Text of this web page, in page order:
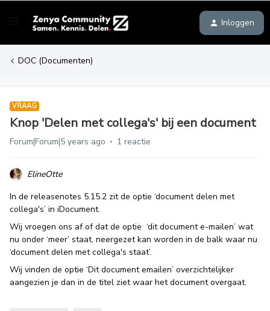
Inloggen
DOC (Documenten)
VRAAG
Knop 'Delen met collega's' bij een document
Forum|Forum|5 years ago 1 reactie
ElineOtte
In de releasenotes 5.15.2 zit de optie ‘document delen met
collega's’ in iDocument.
Wij vroegen ons af of dat de optie ‘dit document e-mailen’ wat
nu onder ‘meer’ staat, neergezet kan worden in de balk waar nu
‘document delen met collega's staat’.
Wij vinden de optie ‘Dit document emailen’ overzichtelijker
aangezien je dan in de titel ziet waar het document overgaat.